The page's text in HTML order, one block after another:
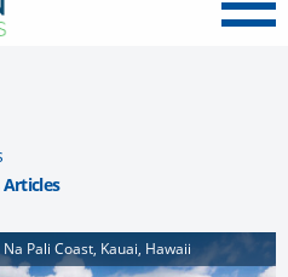
Menu
Pali Coast, Kauai, Hawaii